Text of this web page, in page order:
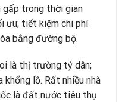
gấp trong thời gian
ưu; tiết kiệm chi phí
bằng đường bộ.
là thị trường tỷ dân;
lồ. Rất nhiều nhà
là đất nước tiêu thụ